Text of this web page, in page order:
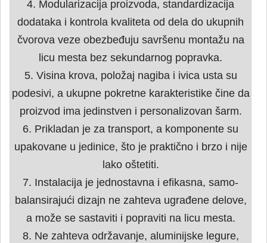
4. Modularizacija proizvoda, standardizacija
dodataka i kontrola kvaliteta od dela do ukupnih
čvorova veze obezbeđuju savršenu montažu na
licu mesta bez sekundarnog popravka.
5. Visina krova, položaj nagiba i ivica usta su
podesivi, a ukupne pokretne karakteristike čine da
proizvod ima jedinstven i personalizovan šarm.
6. Prikladan je za transport, a komponente su
upakovane u jedinice, što je praktično i brzo i nije
lako oštetiti.
7. Instalacija je jednostavna i efikasna, samo-
balansirajući dizajn ne zahteva ugrađene delove,
a može se sastaviti i popraviti na licu mesta.
8. Ne zahteva održavanje, aluminijske legure,